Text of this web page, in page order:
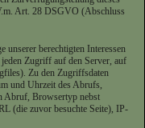
Art. 28 DSGVO (Abschluss
unserer berechtigten Interessen
Zugriff auf den Server, auf
Zu den Zugriffsdaten
und Uhrzeit des Abrufs,
Abruf, Browsertyp nebst
(die zuvor besuchte Seite), IP-